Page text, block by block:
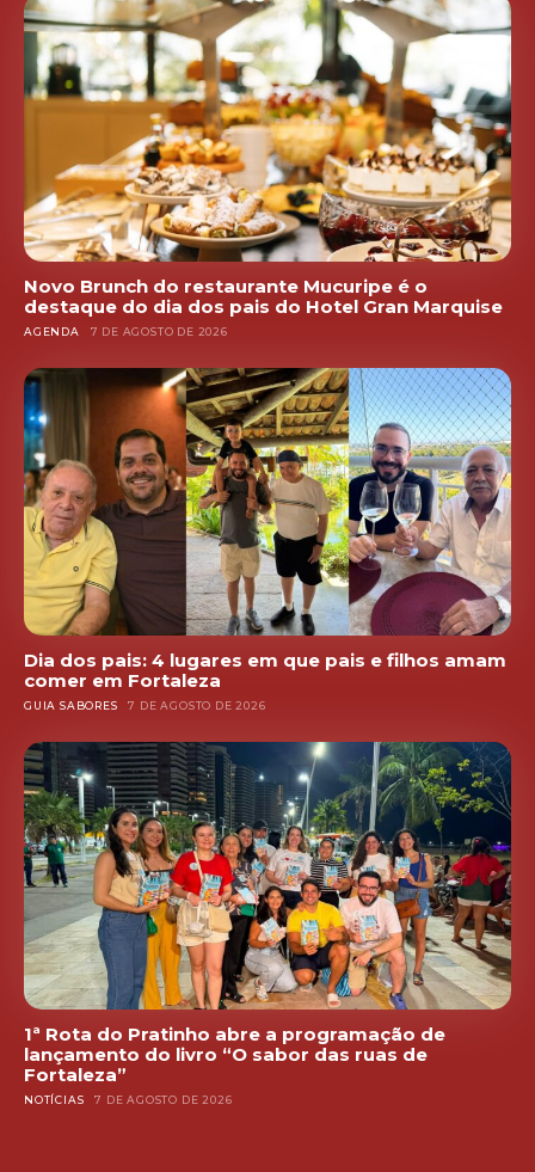
Novo Brunch do restaurante Mucuripe é o
destaque do dia dos pais do Hotel Gran Marquise
AGENDA 7 DE AGOSTO DE 2026
Dia dos pais: 4 lugares em que pais e filhos amam
comer em Fortaleza
GUIA SABORES 7 DE AGOSTO DE 2026
1ª Rota do Pratinho abre a programação de
lançamento do livro “O sabor das ruas de
Fortaleza”
NOTÍCIAS 7 DE AGOSTO DE 2026